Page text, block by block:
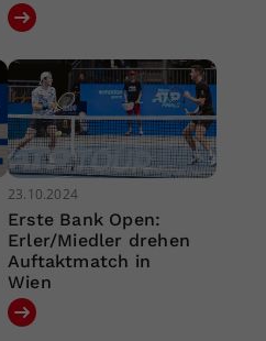
23.10.2024
Erste Bank Open:
Erler/Miedler drehen
Auftaktmatch in
Wien